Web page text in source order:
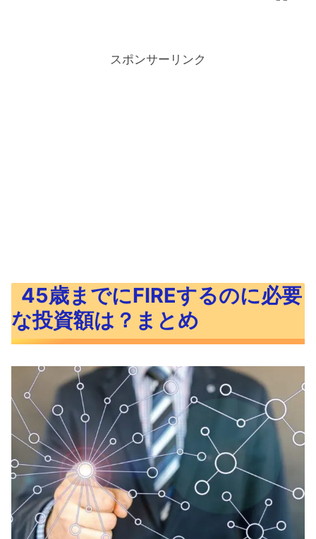
スポンサーリンク
45歳までにFIREするのに必要
な投資額は？まとめ